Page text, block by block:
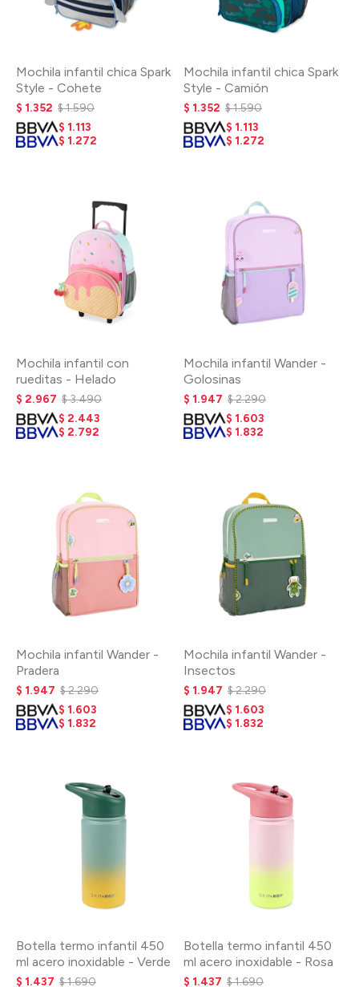
Mochila infantil chica Spark
Style - Cohete
$ 1.352 $1.590
$ 1.113
$ 1.272
Mochila infantil chica Spark
Style - Camión
$ 1.352 $1.590
$ 1.113
$ 1.272
Mochila infantil con
rueditas - Helado
$ 2.967 $3.490
$ 2.443
$ 2.792
Mochila infantil Wander -
Golosinas
$ 1.947 $2.290
$ 1.603
$ 1.832
Mochila infantil Wander -
Pradera
$ 1.947 $2.290
$ 1.603
$ 1.832
Mochila infantil Wander -
Insectos
$ 1.947 $2.290
$ 1.603
$ 1.832
Botella termo infantil 450
ml acero inoxidable - Verde
$ 1.437 $1.690
Botella termo infantil 450
ml acero inoxidable - Rosa
$ 1.437 $1.690